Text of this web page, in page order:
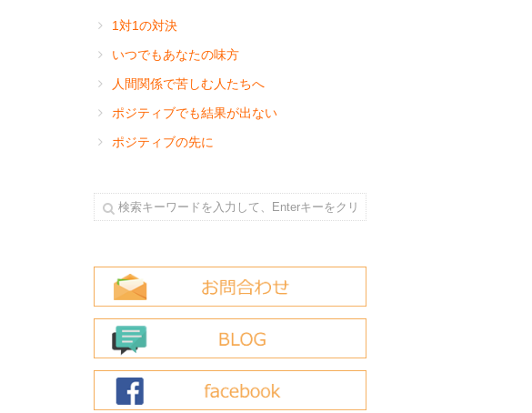
1対1の対決
いつでもあなたの味方
人間関係で苦しむ人たちへ
ポジティブでも結果が出ない
ポジティブの先に